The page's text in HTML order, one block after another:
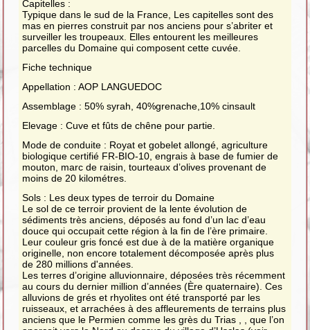
Capitelles :
Typique dans le sud de la France, Les capitelles sont des
mas en pierres construit par nos anciens pour s’abriter et
surveiller les troupeaux. Elles entourent les meilleures
parcelles du Domaine qui composent cette cuvée.
Fiche technique
Appellation : AOP LANGUEDOC
Assemblage : 50% syrah, 40%grenache,10% cinsault
Elevage : Cuve et fûts de chêne pour partie.
Mode de conduite : Royat et gobelet allongé, agriculture
biologique certifié FR-BIO-10, engrais à base de fumier de
mouton, marc de raisin, tourteaux d’olives provenant de
moins de 20 kilométres.
Sols : Les deux types de terroir du Domaine
Le sol de ce terroir provient de la lente évolution de
sédiments très anciens, déposés au fond d’un lac d’eau
douce qui occupait cette région à la fin de l’ère primaire.
Leur couleur gris foncé est due à de la matière organique
originelle, non encore totalement décomposée après plus
de 280 millions d'années.
Les terres d’origine alluvionnaire, déposées très récemment
au cours du dernier million d’années (Ère quaternaire). Ces
alluvions de grés et rhyolites ont été transporté par les
ruisseaux, et arrachées à des affleurements de terrains plus
anciens que le Permien comme les grès du Trias , , que l’on